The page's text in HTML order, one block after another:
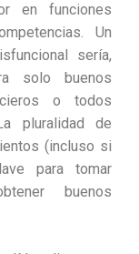
en funciones
Un
sería,
solo buenos
o todos
pluralidad de
(incluso si
para tomar
buenos